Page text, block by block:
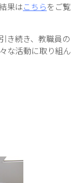
果はこちらをご覧
き続き、教職員の
な活動に取り組ん